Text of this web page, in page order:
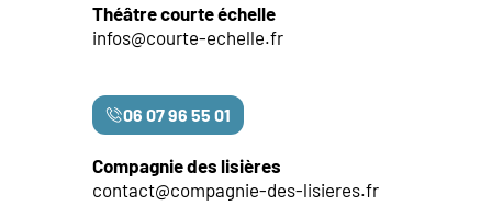
Théâtre courte échelle
infos@courte-echelle.fr
06 07 96 55 01
Compagnie des lisières
contact@compagnie-des-lisieres.fr